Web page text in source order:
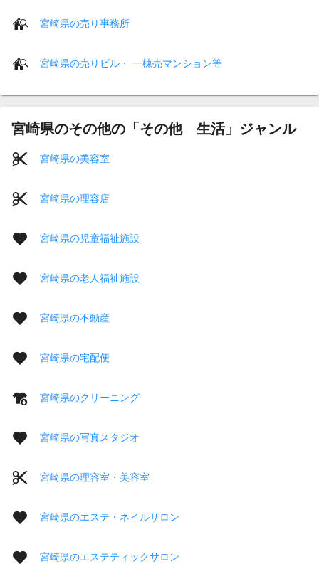
宮崎県の売り事務所
宮崎県の売りビル・ 一棟売マンション等
宮崎県のその他の「その他 生活」ジャンル
宮崎県の美容室
宮崎県の理容店
宮崎県の児童福祉施設
宮崎県の老人福祉施設
宮崎県の不動産
宮崎県の宅配便
宮崎県のクリーニング
宮崎県の写真スタジオ
宮崎県の理容室・美容室
宮崎県のエステ・ネイルサロン
宮崎県のエステティックサロン